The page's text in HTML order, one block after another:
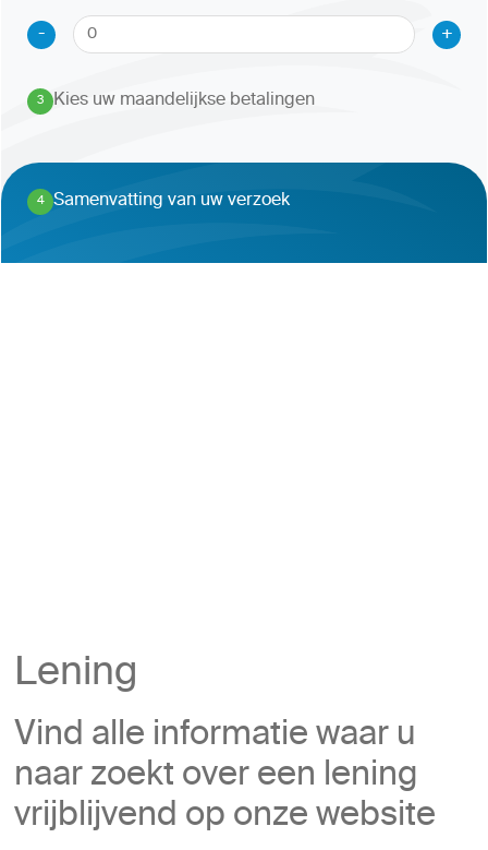
-
+
3
. Kies uw maandelijkse betalingen
4
. Samenvatting van uw verzoek
Lening
Vind alle informatie waar u
naar zoekt over een lening
vrijblijvend op onze website